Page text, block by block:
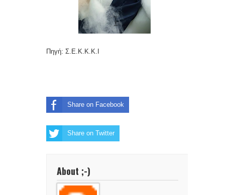
Πηγή: Σ.Ε.Κ.Κ.Κ.Ι
Share on Facebook
Share on Twitter
About ;-)